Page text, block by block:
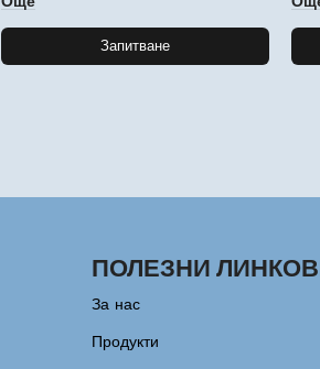
Запитване
ПОЛЕЗНИ
За нас
Продукти